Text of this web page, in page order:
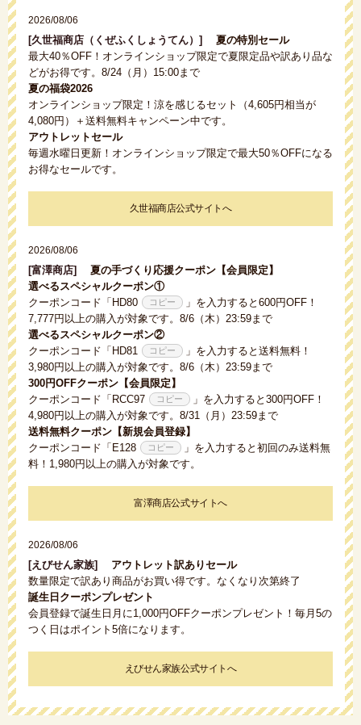
2026/08/06
[久世福商店（くぜふくしょうてん）]
夏の特別セール
最大40％OFF！オンラインショップ限定で夏限定品や訳あり品な
どがお得です。8/24（月）15:00まで
夏の福袋2026
オンラインショップ限定！涼を感じるセット（4,605円相当が
4,080円）＋送料無料キャンペーン中です。
アウトレットセール
毎週水曜日更新！オンラインショップ限定で最大50％OFFになる
お得なセールです。
久世福商店公式サイトへ
2026/08/06
[富澤商店]
夏の手づくり応援クーポン【会員限定】
選べるスペシャルクーポン①
クーポンコード「HD80
」を入力すると600円OFF！
7,777円以上の購入が対象です。8/6（木）23:59まで
選べるスペシャルクーポン②
クーポンコード「HD81
」を入力すると送料無料！
3,980円以上の購入が対象です。8/6（木）23:59まで
300円OFFクーポン【会員限定】
クーポンコード「RCC97
」を入力すると300円OFF！
4,980円以上の購入が対象です。8/31（月）23:59まで
送料無料クーポン【新規会員登録】
クーポンコード「E128
」を入力すると初回のみ送料無
料！1,980円以上の購入が対象です。
富澤商店公式サイトへ
2026/08/06
[えびせん家族]
アウトレット訳ありセール
数量限定で訳あり商品がお買い得です。なくなり次第終了
誕生日クーポンプレゼント
会員登録で誕生日月に1,000円OFFクーポンプレゼント！毎月5の
つく日はポイント5倍になります。
えびせん家族公式サイトへ